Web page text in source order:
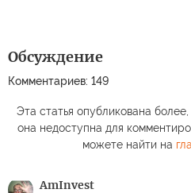
Обсуждение
Комментариев: 149
Эта статья опубликована
она недоступна для
можете найти на
AmInvest